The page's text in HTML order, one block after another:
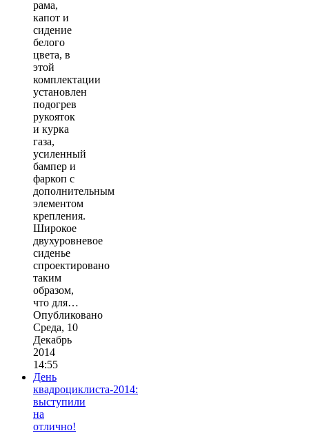
рама,
капот и
сидение
белого
цвета, в
этой
комплектации
установлен
подогрев
рукояток
и курка
газа,
усиленный
бампер и
фаркоп с
дополнительным
элементом
крепления.
Широкое
двухуровневое
сиденье
спроектировано
таким
образом,
что для…
Опубликовано
Среда, 10
Декабрь
2014
14:55
День
квадроциклиста-2014:
выступили
на
отлично!